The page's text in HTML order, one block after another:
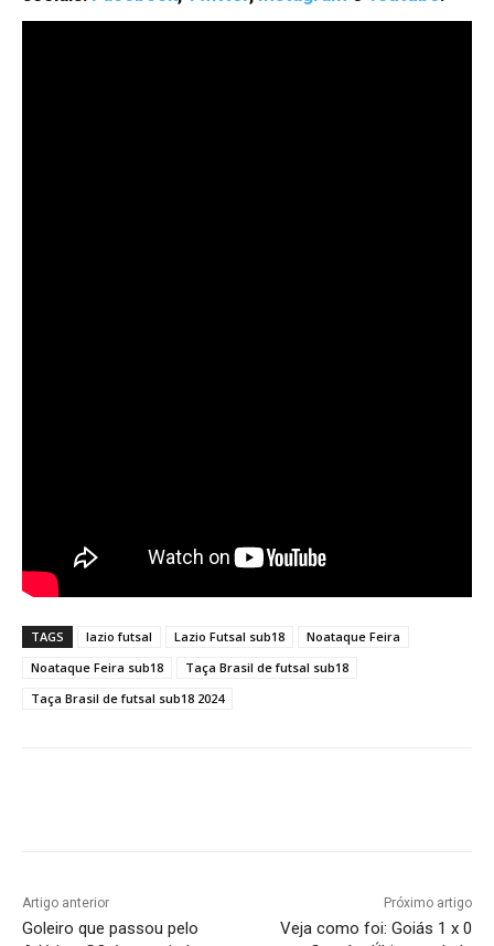
TAGS lazio futsal Lazio Futsal sub18
Noataque Feira
Noataque Feira sub18
Taça Brasil de futsal sub18
Taça Brasil de futsal sub18 2024
Artigo anterior
Goleiro que passou pelo
Próximo artigo
Veja como foi: Goiás 1 x 0